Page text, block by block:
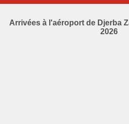
Arrivées à l'aéroport de Djerba
2026